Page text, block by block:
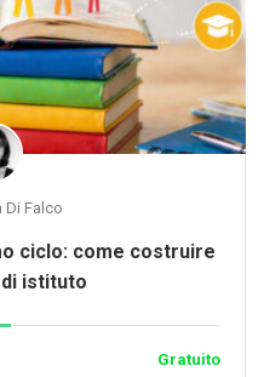
Di Falco
ciclo: come costruire
istituto
Gratuito